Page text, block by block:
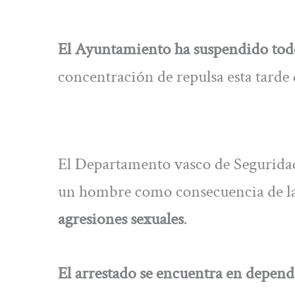
El Ayuntamiento ha suspendido
concentración de repulsa esta
El Departamento vasco de
un hombre como consecuencia de
agresiones sexuales.
El arrestado se encuentra en